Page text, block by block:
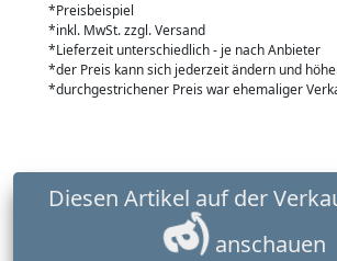
*Preisbeispiel
*inkl. MwSt. zzgl. Versand
*Lieferzeit unterschiedlich - je nach Anbieter
*der Preis kann sich jederzeit ändern und
*durchgestrichener Preis war ehemaliger
anschauen